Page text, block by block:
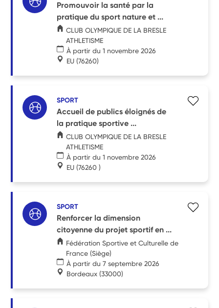
Promouvoir la santé par la
pratique du sport nature et ...
CLUB OLYMPIQUE DE LA BRESLE
ATHLETISME
À partir du 1 novembre 2026
EU (76260)
SPORT
Accueil de publics éloignés de
la pratique sportive ...
CLUB OLYMPIQUE DE LA BRESLE
ATHLETISME
À partir du 1 novembre 2026
EU (76260 )
SPORT
Renforcer la dimension
citoyenne du projet sportif en ...
Fédération Sportive et Culturelle de
France (Siège)
À partir du 7 septembre 2026
Bordeaux (33000)